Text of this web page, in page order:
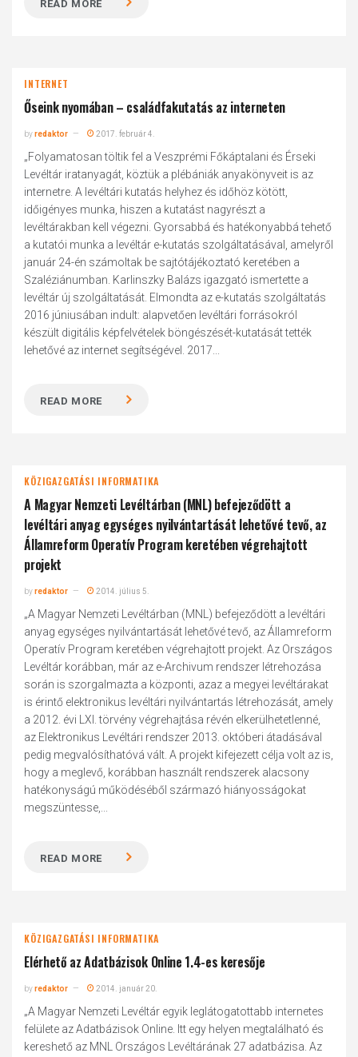
READ MORE
INTERNET
Őseink nyomában – családfakutatás az interneten
byredaktor 2017. február 4.
„Folyamatosan töltik fel a Veszprémi Főkáptalani és Érseki
Levéltár iratanyagát, köztük a plébániák anyakönyveit is az
internetre. A levéltári kutatás helyhez és időhöz kötött,
időigényes munka, hiszen a kutatást nagyrészt a
levéltárakban kell végezni. Gyorsabbá és hatékonyabbá tehető
a kutatói munka a levéltár e-kutatás szolgáltatásával, amelyről
január 24-én számoltak be sajtótájékoztató keretében a
Szaléziánumban. Karlinszky Balázs igazgató ismertette a
levéltár új szolgáltatását. Elmondta az e-kutatás szolgáltatás
2016 júniusában indult: alapvetően levéltári forrásokról
készült digitális képfelvételek böngészését-kutatását tették
lehetővé az internet segítségével. 2017...
READ MORE
KÖZIGAZGATÁSI INFORMATIKA
A Magyar Nemzeti Levéltárban (MNL) befejeződött a
levéltári anyag egységes nyilvántartását lehetővé tevő, az
Államreform Operatív Program keretében végrehajtott
projekt
byredaktor 2014. július 5.
„A Magyar Nemzeti Levéltárban (MNL) befejeződött a levéltári
anyag egységes nyilvántartását lehetővé tevő, az Államreform
Operatív Program keretében végrehajtott projekt. Az Országos
Levéltár korábban, már az e-Archivum rendszer létrehozása
során is szorgalmazta a központi, azaz a megyei levéltárakat
is érintő elektronikus levéltári nyilvántartás létrehozását, amely
a 2012. évi LXI. törvény végrehajtása révén elkerülhetetlenné,
az Elektronikus Levéltári rendszer 2013. októberi átadásával
pedig megvalósíthatóvá vált. A projekt kifejezett célja volt az is,
hogy a meglevő, korábban használt rendszerek alacsony
hatékonyságú működéséből származó hiányosságokat
megszüntesse,...
READ MORE
KÖZIGAZGATÁSI INFORMATIKA
Elérhető az Adatbázisok Online 1.4-es keresője
byredaktor 2014. január 20.
„A Magyar Nemzeti Levéltár egyik leglátogatottabb internetes
felülete az Adatbázisok Online. Itt egy helyen megtalálható és
kereshető az MNL Országos Levéltárának 27 adatbázisa. Az